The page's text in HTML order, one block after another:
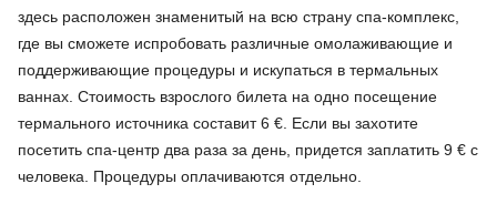
здесь расположен знаменитый на всю страну спа-комплекс,
где вы сможете испробовать различные омолаживающие и
поддерживающие процедуры и искупаться в термальных
ваннах. Стоимость взрослого билета на одно посещение
термального источника составит 6 €. Если вы захотите
посетить спа-центр два раза за день, придется заплатить 9 € с
человека. Процедуры оплачиваются отдельно.